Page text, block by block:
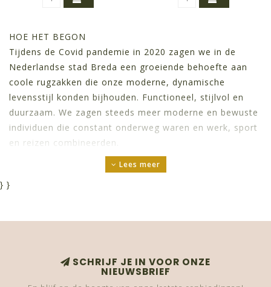
HOE HET BEGON
Tijdens de Covid pandemie in 2020 zagen we in de
Nederlandse stad Breda een groeiende behoefte aan
coole rugzakken die onze moderne, dynamische
levensstijl konden bijhouden. Functioneel, stijlvol en
duurzaam. We zagen steeds meer moderne en bewuste
individuen die constant onderweg waren en werk, sport
en reizen combineerden.
Aanvankelijk leidde de zoektocht naar het perfecte
uitstraalde, maar ook onze toewijding aan het milieu
Lees meer
} }
SCHRIJF JE IN VOOR ONZE
NIEUWSBRIEF